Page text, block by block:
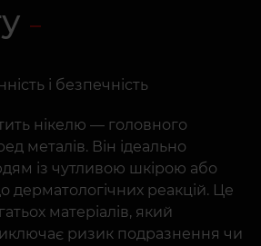
і безпечність
нікелю — головного
металів. Він ідеально
із чутливою шкірою або
дерматологічних реакцій. Це
матеріалів, який
ризик подразнення чи